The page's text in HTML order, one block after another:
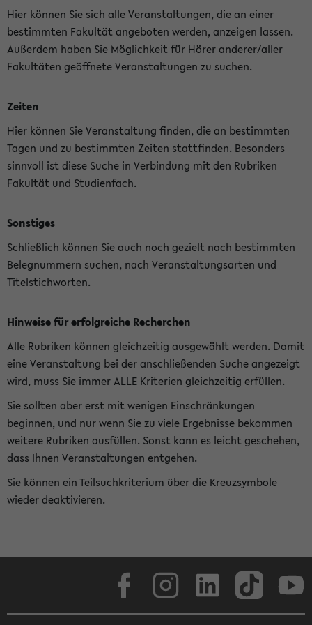
Hier können Sie sich alle Veranstaltungen, die an einer
bestimmten Fakultät angeboten werden, anzeigen lassen.
Außerdem haben Sie Möglichkeit für Hörer anderer/aller
Fakultäten geöffnete Veranstaltungen zu suchen.
Zeiten
Hier können Sie Veranstaltung finden, die an bestimmten
Tagen und zu bestimmten Zeiten stattfinden. Besonders
sinnvoll ist diese Suche in Verbindung mit den Rubriken
Fakultät und Studienfach.
Sonstiges
Schließlich können Sie auch noch gezielt nach bestimmten
Belegnummern suchen, nach Veranstaltungsarten und
Titelstichworten.
Hinweise für erfolgreiche Recherchen
Alle Rubriken können gleichzeitig ausgewählt werden. Damit
eine Veranstaltung bei der anschließenden Suche angezeigt
wird, muss Sie immer ALLE Kriterien gleichzeitig erfüllen.
Sie sollten aber erst mit wenigen Einschränkungen
beginnen, und nur wenn Sie zu viele Ergebnisse bekommen
weitere Rubriken ausfüllen. Sonst kann es leicht geschehen,
dass Ihnen Veranstaltungen entgehen.
Sie können ein Teilsuchkriterium über die Kreuzsymbole
wieder deaktivieren.